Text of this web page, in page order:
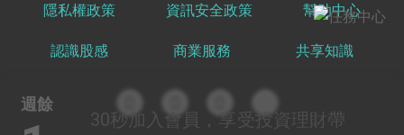
週餘
30秒加入會員，享受投資理財帶
隱私權政策 資訊安全政策 幫助中心
認識股感 商業服務 共享知識
出國就缺這咖？股